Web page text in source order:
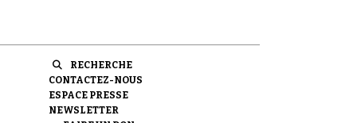
RECHERCHE
CONTACTEZ-NOUS
ESPACE PRESSE
NEWSLETTER